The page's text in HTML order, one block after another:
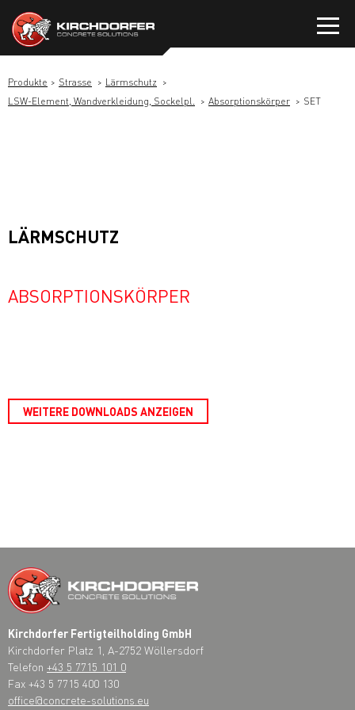
Inhalt
springen
Produkte Strasse
Lärmschutz
LSW-Element, Wandverkleidung, Sockelpl.
Absorptionskörper SET
LÄRMSCHUTZ
ABSORPTIONSKÖRPER
WEITERE DOWNLOADS ANZEIGEN
Kirchdorfer Fertigteilholding GmbH
Kirchdorfer Platz 1, A-2752 Wöllersdorf
Telefon +43 5 7715 101 0
Fax +43 5 7715 400 130
office@concrete-solutions.eu